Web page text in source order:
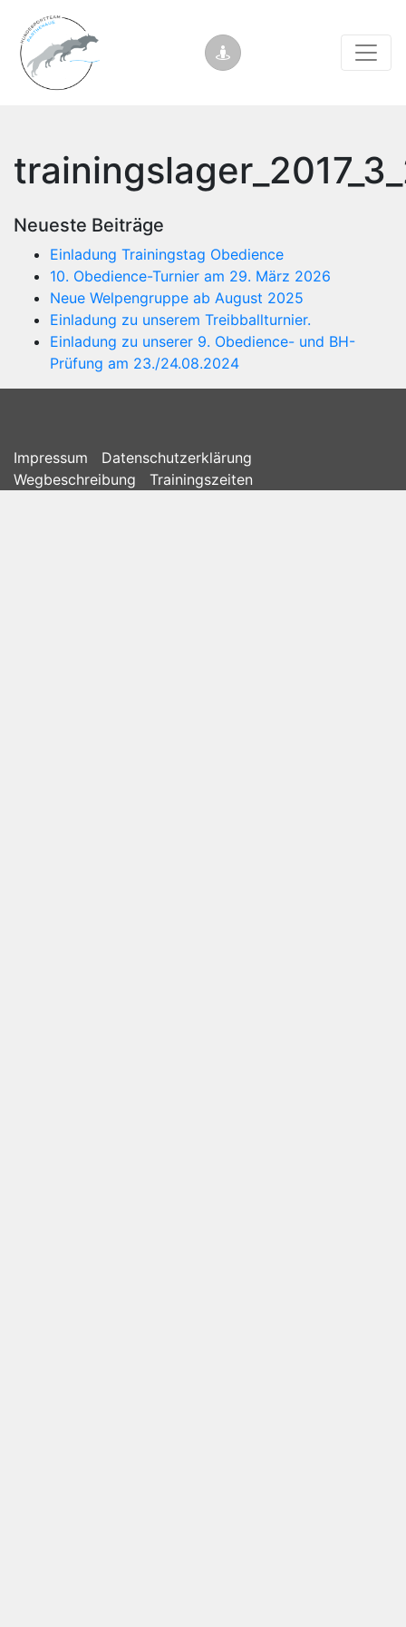
Neueste Beiträge
Einladung Trainingstag Obedience
10. Obedience-Turnier am 29. März 2026
Neue Welpengruppe ab August 2025
Einladung zu unserem Treibballturnier.
Einladung zu unserer 9. Obedience- und BH-
Prüfung am 23./24.08.2024
Impressum
Datenschutzerklärung
Wegbeschreibung
Trainingszeiten